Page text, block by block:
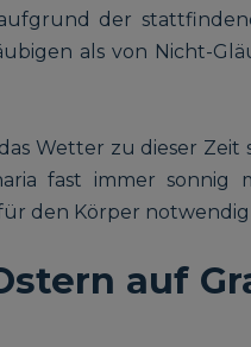
der
als von Nicht-
Wetter zu dieser
fast immer
den Körper notwendig
auf